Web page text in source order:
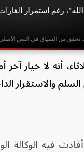
رغم استمرار
تحقق من السياق في النص
أنه لا خيار
والاستقرار